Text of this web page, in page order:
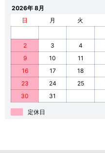
2026年 8月
日
月 火
2
3 4
9
10 11
16
17 18
23
24 25
30
31
定休日